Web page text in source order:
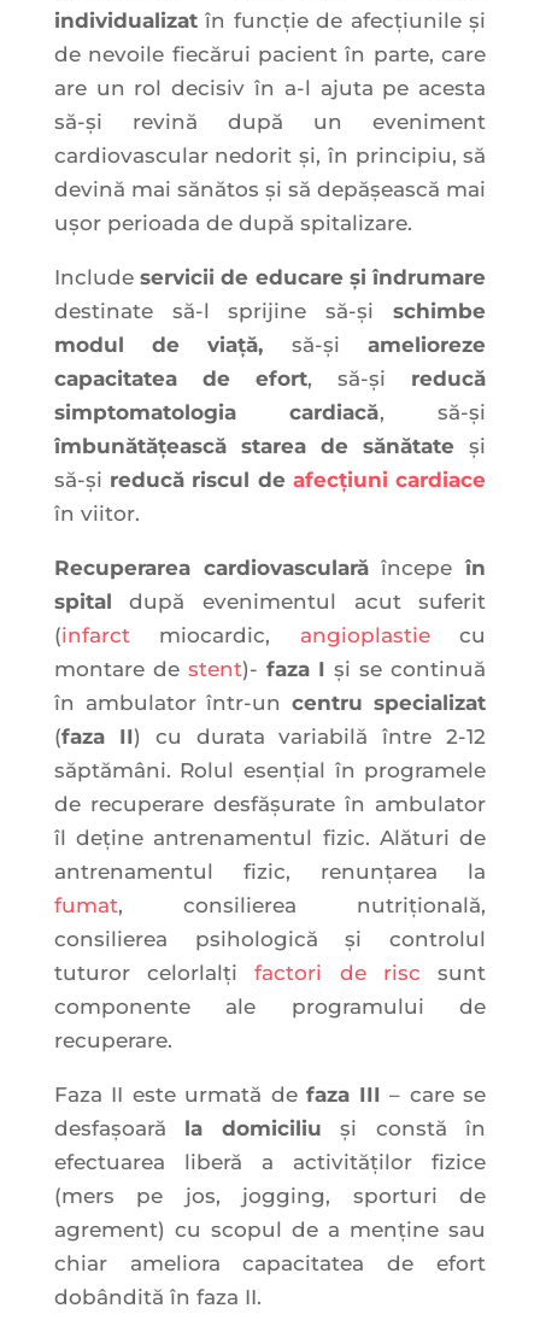
individualizatîn funcție de afecțiunile și
de nevoile fiecărui pacient în parte, care
are un rol decisiv în a-l ajuta pe acesta
să-și revină după un eveniment
cardiovascular nedorit și, în principiu, să
devină mai sănătos și să depășească mai
ușor perioada de după spitalizare.
Includeservicii de educare și îndrumare
destinate să-l sprijine să-șischimbe
modul de viață, să-șiamelioreze
capacitatea de efort, să-și reducă
simptomatologia cardiacă, să-și
îmbunătățească starea de sănătate și
să-și reducă riscul de afecțiuni cardiace
în viitor.
Recuperarea cardiovascularăîncepeîn
spital după evenimentul acut suferit
(infarctmiocardic, angioplastiecu
montare de stent)- faza I și se continuă
în ambulator într-uncentru specializat
(faza II) cu durata variabilă între 2-12
săptămâni. Rolul esențial în programele
de recuperare desfășurate în ambulator
îl deține antrenamentul fizic. Alături de
antrenamentul fizic, renunțarea la
fumat, consilierea nutrițională,
consilierea psihologică și controlul
tuturor celorlalțifactori de risc sunt
componente ale programului de
recuperare.
Faza II este urmată defaza III – care se
desfașoară la domiciliu și constă în
efectuarea liberă a activităților fizice
(mers pe jos, jogging, sporturi de
agrement) cu scopul de a menține sau
chiar ameliora capacitatea de efort
dobândită în faza II.